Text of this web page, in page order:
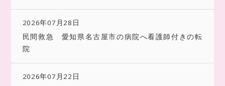
2026年07月28日
民間救急 愛知県名古屋市の病院へ看護師付きの転
院
2026年07月22日